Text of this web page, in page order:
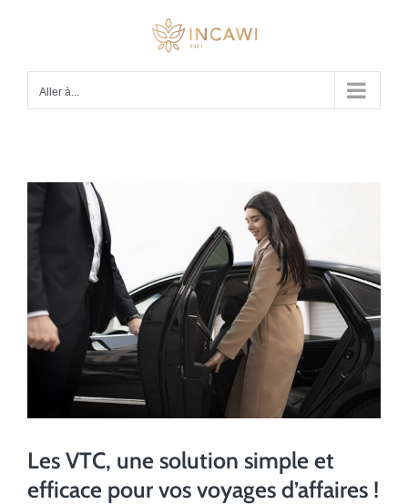
Aller à...
Les VTC, une solution simple et
efficace pour vos voyages d’affaires !